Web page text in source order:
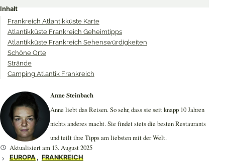
Twitter
Inhalt
Frankreich Atlantikküste Karte
Atlantikküste Frankreich Geheimtipps
Atlantikküste Frankreich Sehenswürdigkeiten
Schöne Orte
Strände
Camping Atlantik Frankreich
Anne Steinbach
Anne liebt das Reisen. So sehr, dass sie seit knapp 10 Jahren
nichts anderes macht. Sie findet stets die besten Restaurants
und teilt ihre Tipps am liebsten mit der Welt.
Aktualisiert am 13. August 2025
EUROPA , FRANKREICH